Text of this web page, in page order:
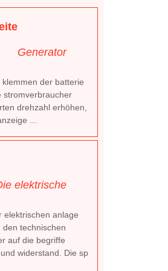
Generator
der batterie
drehzahl erhöhen,
...
elektrische
elektrischen anlage
technischen
auf die begriffe
widerstand. Die sp